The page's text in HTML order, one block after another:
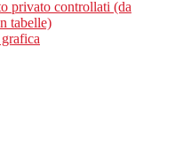
privato controllati (da
tabelle)